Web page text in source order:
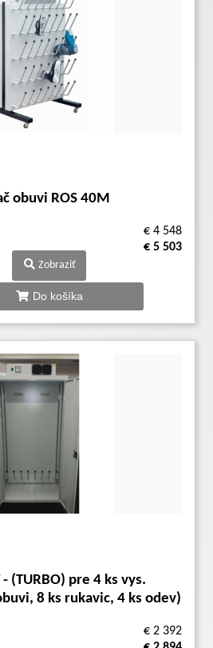
obuvi ROS 40M
€ 4 548
€ 5 503
Zobraziť
Do košíka
- (TURBO) pre 4 ks vys.
8 ks rukavic, 4 ks odev)
€ 2 392